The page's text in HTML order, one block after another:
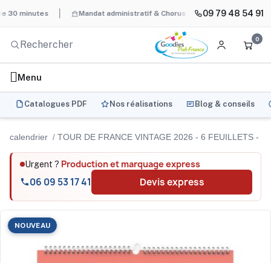
Mandat administratif & Chorus Pro BAT systématique
09 79 48 54 91
0
Menu
Catalogues PDF Nos réalisations Blog & conseils
calendrier TOUR DE FRANCE VINTAGE 2026 - 6 FEUILLETS -
Urgent ? Production et marquage express
06 09 53 17 41 Devis express
NOUVEAU